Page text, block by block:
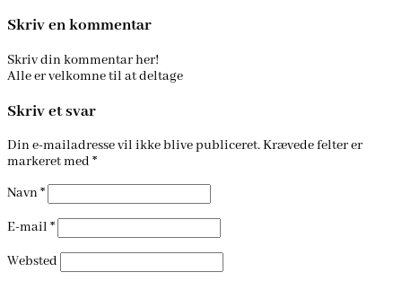
Skriv en kommentar
Skriv din kommentar her!
Alle er velkomne til at deltage
Skriv et svar
Din e-mailadresse vil ikke blive publiceret.Krævede felter er
markeret med *
Navn*
E-mail *
Websted